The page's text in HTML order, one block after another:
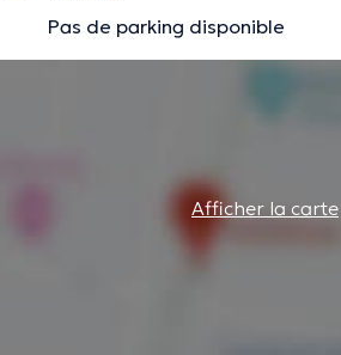
Pas de parking disponible
Afficher la carte